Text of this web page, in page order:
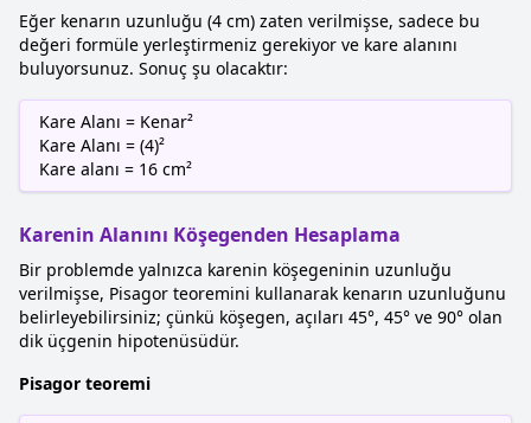
Eğer kenarın uzunluğu (4 cm) zaten verilmişse, sadece bu
değeri formüle yerleştirmeniz gerekiyor ve kare alanını
buluyorsunuz. Sonuç şu olacaktır:
Kare Alanı = Kenar²
Kare Alanı = (4)²
Kare alanı = 16 cm²
Karenin Alanını Köşegenden Hesaplama
Bir problemde yalnızca karenin köşegeninin uzunluğu
verilmişse, Pisagor teoremini kullanarak kenarın uzunluğunu
belirleyebilirsiniz; çünkü köşegen, açıları 45°, 45° ve 90° olan
dik üçgenin hipotenüsüdür.
Pisagor teoremi